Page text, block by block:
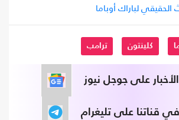
الحقيقي لباراك أوباما
كلينتون ترامب
الأخبار على جوجل نيوز
قناتنا على تليغرام